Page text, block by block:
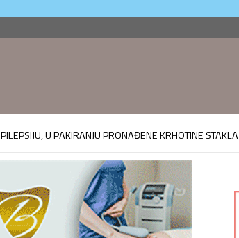
U PAKIRANJU PRONAĐENE KRHOTINE STAKLA